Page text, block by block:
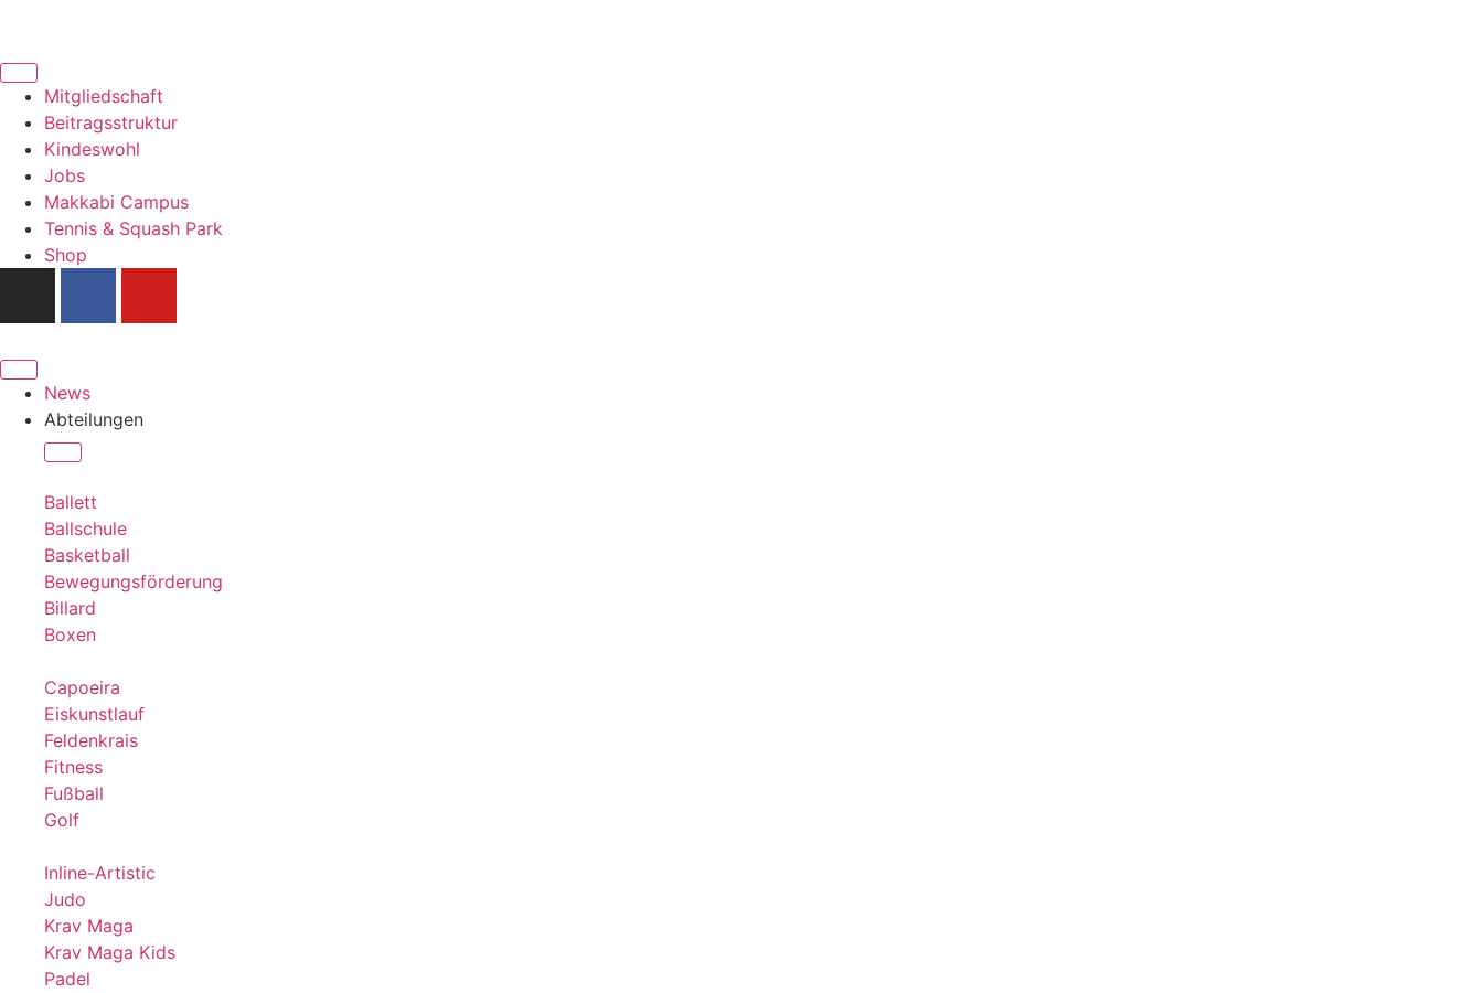
Mitgliedschaft
Beitragsstruktur
Kindeswohl
Jobs
Makkabi Campus
Tennis & Squash Park
Shop
News
Abteilungen
Ballett
Ballschule
Basketball
Bewegungsförderung
Billard
Boxen
Capoeira
Eiskunstlauf
Feldenkrais
Fitness
Fußball
Golf
Inline-Artistic
Judo
Krav Maga
Krav Maga Kids
Padel